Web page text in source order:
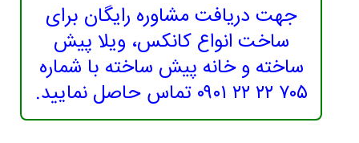
جهت دریافت مشاوره رایگان برای
ساخت انواع کانکس، ویلا پیش
ساخته و خانه پیش ساخته با شماره
۷۰۵ ۲۲ ۲۲ ۰۹۰۱ تماس حاصل نمایید.